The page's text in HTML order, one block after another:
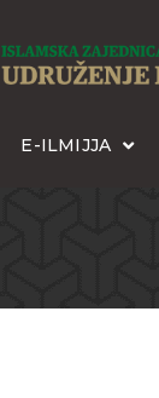
E-ILMIJJA